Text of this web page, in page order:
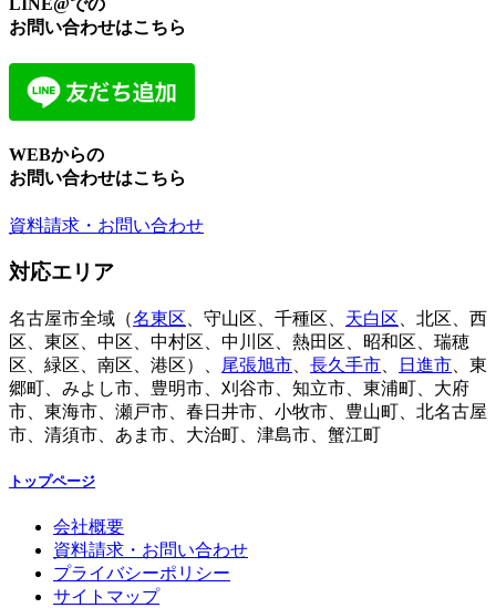
お問い合わせはこちら
WEBからの
お問い合わせはこちら
資料請求・お問い合わせ
対応エリア
名古屋市全域（名東区 、守山区、千種区、 天白区 、北区、西
区、東区、中区、中村区、中川区、熱田区、昭和区、瑞穂
区、緑区、南区、港区）、
尾張旭市 長久手市 日進市 、東
郷町、みよし市、豊明市、刈谷市、知立市、東浦町、大府
市、東海市、瀬戸市、春日井市、小牧市、豊山町、北名古屋
市、清須市、あま市、大治町、津島市、蟹江町
トップページ
会社概要
資料請求・お問い合わせ
プライバシーポリシー
サイトマップ